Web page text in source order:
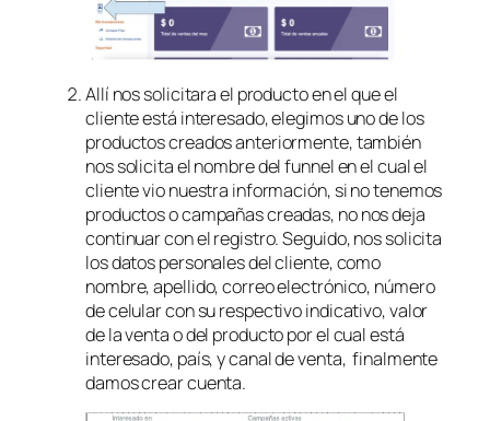
Allí nos solicitara el producto en el que el
cliente está interesado, elegimos uno de los
productos creados anteriormente, también
nos solicita el nombre del funnel en el cual el
cliente vio nuestra información, si no tenemos
productos o campañas creadas, no nos deja
continuar con el registro. Seguido, nos solicita
los datos personales del cliente, como
nombre, apellido, correo electrónico, número
de celular con su respectivo indicativo, valor
de la venta o del producto por el cual está
interesado, país, y canal de venta, finalmente
damos crear cuenta.